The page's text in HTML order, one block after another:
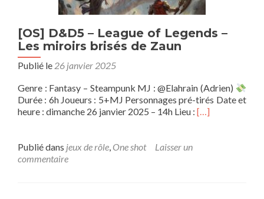
[OS] D&D5 – League of Legends –
Les miroirs brisés de Zaun
Publié le 26 janvier 2025
Genre : Fantasy – Steampunk MJ : @Elahrain (Adrien)
Durée : 6h Joueurs : 5+MJ Personnages pré-tirés Date et
heure : dimanche 26 janvier 2025 – 14h Lieu : En
[…]
Publié dans jeux de rôle, One shot
Laisser un
commentaire